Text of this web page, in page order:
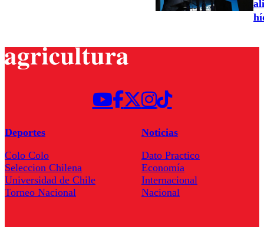
Deportes
Colo Colo
Seleccion Chilena
Universidad de Chile
Torneo Nacional
Noticias
Dato Practico
Economía
Internacional
Nacional